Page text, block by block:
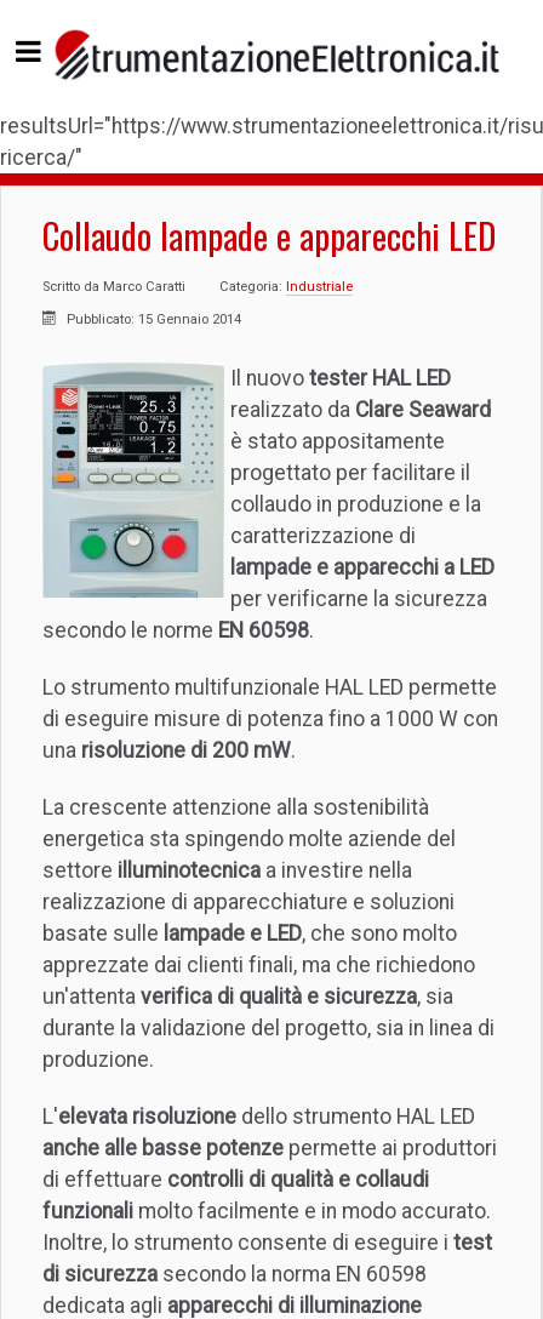
resultsUrl="https://www.strumentazioneelettronica.it/
ricerca/"
Collaudo lampade e apparecchi LED
Scritto da Marco Caratti Categoria: Industriale
Pubblicato: 15 Gennaio 2014
Il nuovo tester HAL LED
realizzato da Clare Seaward
è stato appositamente
progettato per facilitare il
collaudo in produzione e la
caratterizzazione di
lampade e apparecchi a LED
per verificarne la sicurezza
secondo le norme EN 60598.
Lo strumento multifunzionale HAL LED permette
di eseguire misure di potenza fino a 1000 W con
una risoluzione di 200 mW.
La crescente attenzione alla sostenibilità
energetica sta spingendo molte aziende del
settore illuminotecnica a investire nella
realizzazione di apparecchiature e soluzioni
basate sulle lampade e LED, che sono molto
apprezzate dai clienti finali, ma che richiedono
un'attenta verifica di qualità e sicurezza, sia
durante la validazione del progetto, sia in linea di
produzione.
L'elevata risoluzione dello strumento HAL LED
anche alle basse potenze permette ai produttori
di effettuare controlli di qualità e collaudi
funzionali molto facilmente e in modo accurato.
Inoltre, lo strumento consente di eseguire i test
di sicurezza secondo la norma EN 60598
dedicata agli apparecchi di illuminazione